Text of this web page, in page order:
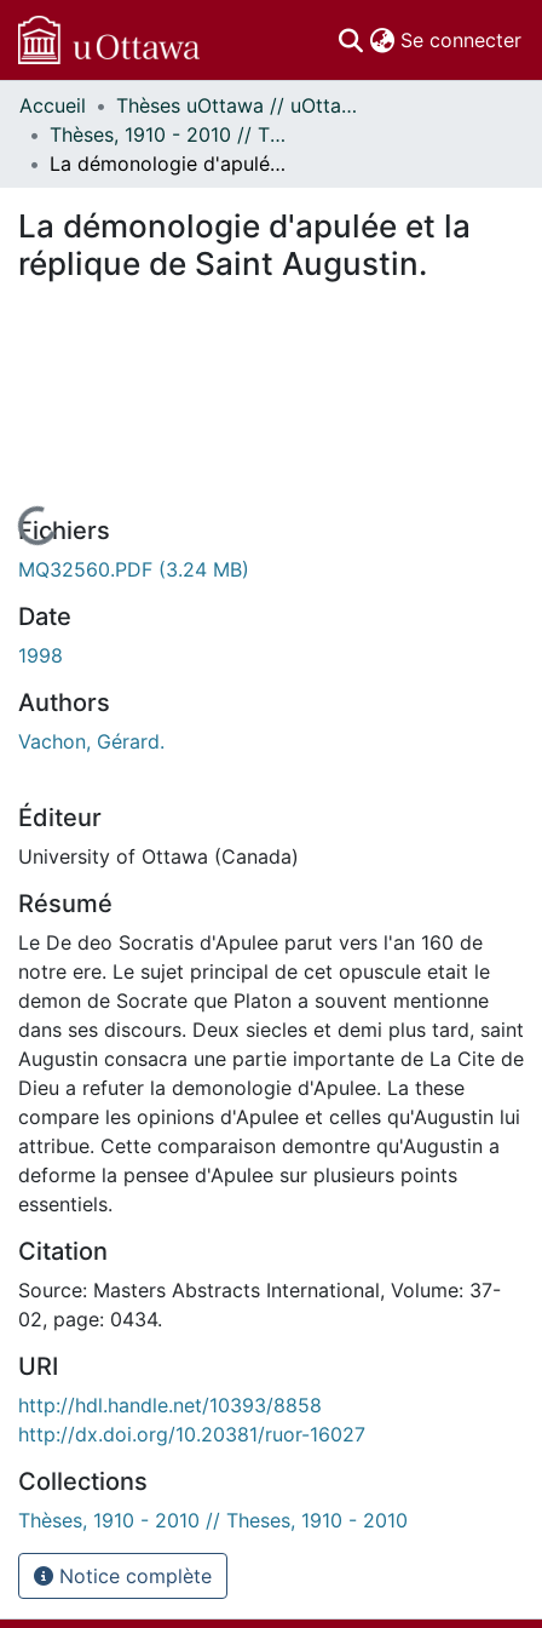
Se connecter
Communautés
et collections
Parcourir
À propos
Accueil
Thèses uOttawa // uOttawa Theses
Thèses, 1910 - 2010 // Theses, 1910 - 2010
La démonologie d'apulée et la réplique de Saint Augustin.
La démonologie d'apulée et la
réplique de Saint Augustin.
En cours de chargement...
Fichiers
MQ32560.PDF (3.24 MB)
Date
1998
Authors
Vachon, Gérard.
Éditeur
University of Ottawa (Canada)
Résumé
Le De deo Socratis d'Apulee parut vers l'an 160 de
notre ere. Le sujet principal de cet opuscule etait le
demon de Socrate que Platon a souvent mentionne
dans ses discours. Deux siecles et demi plus tard, saint
Augustin consacra une partie importante de La Cite de
Dieu a refuter la demonologie d'Apulee. La these
compare les opinions d'Apulee et celles qu'Augustin lui
attribue. Cette comparaison demontre qu'Augustin a
deforme la pensee d'Apulee sur plusieurs points
essentiels.
Citation
Source: Masters Abstracts International, Volume: 37-
02, page: 0434.
URI
http://hdl.handle.net/10393/8858
http://dx.doi.org/10.20381/ruor-16027
Collections
Thèses, 1910 - 2010 // Theses, 1910 - 2010
Notice complète